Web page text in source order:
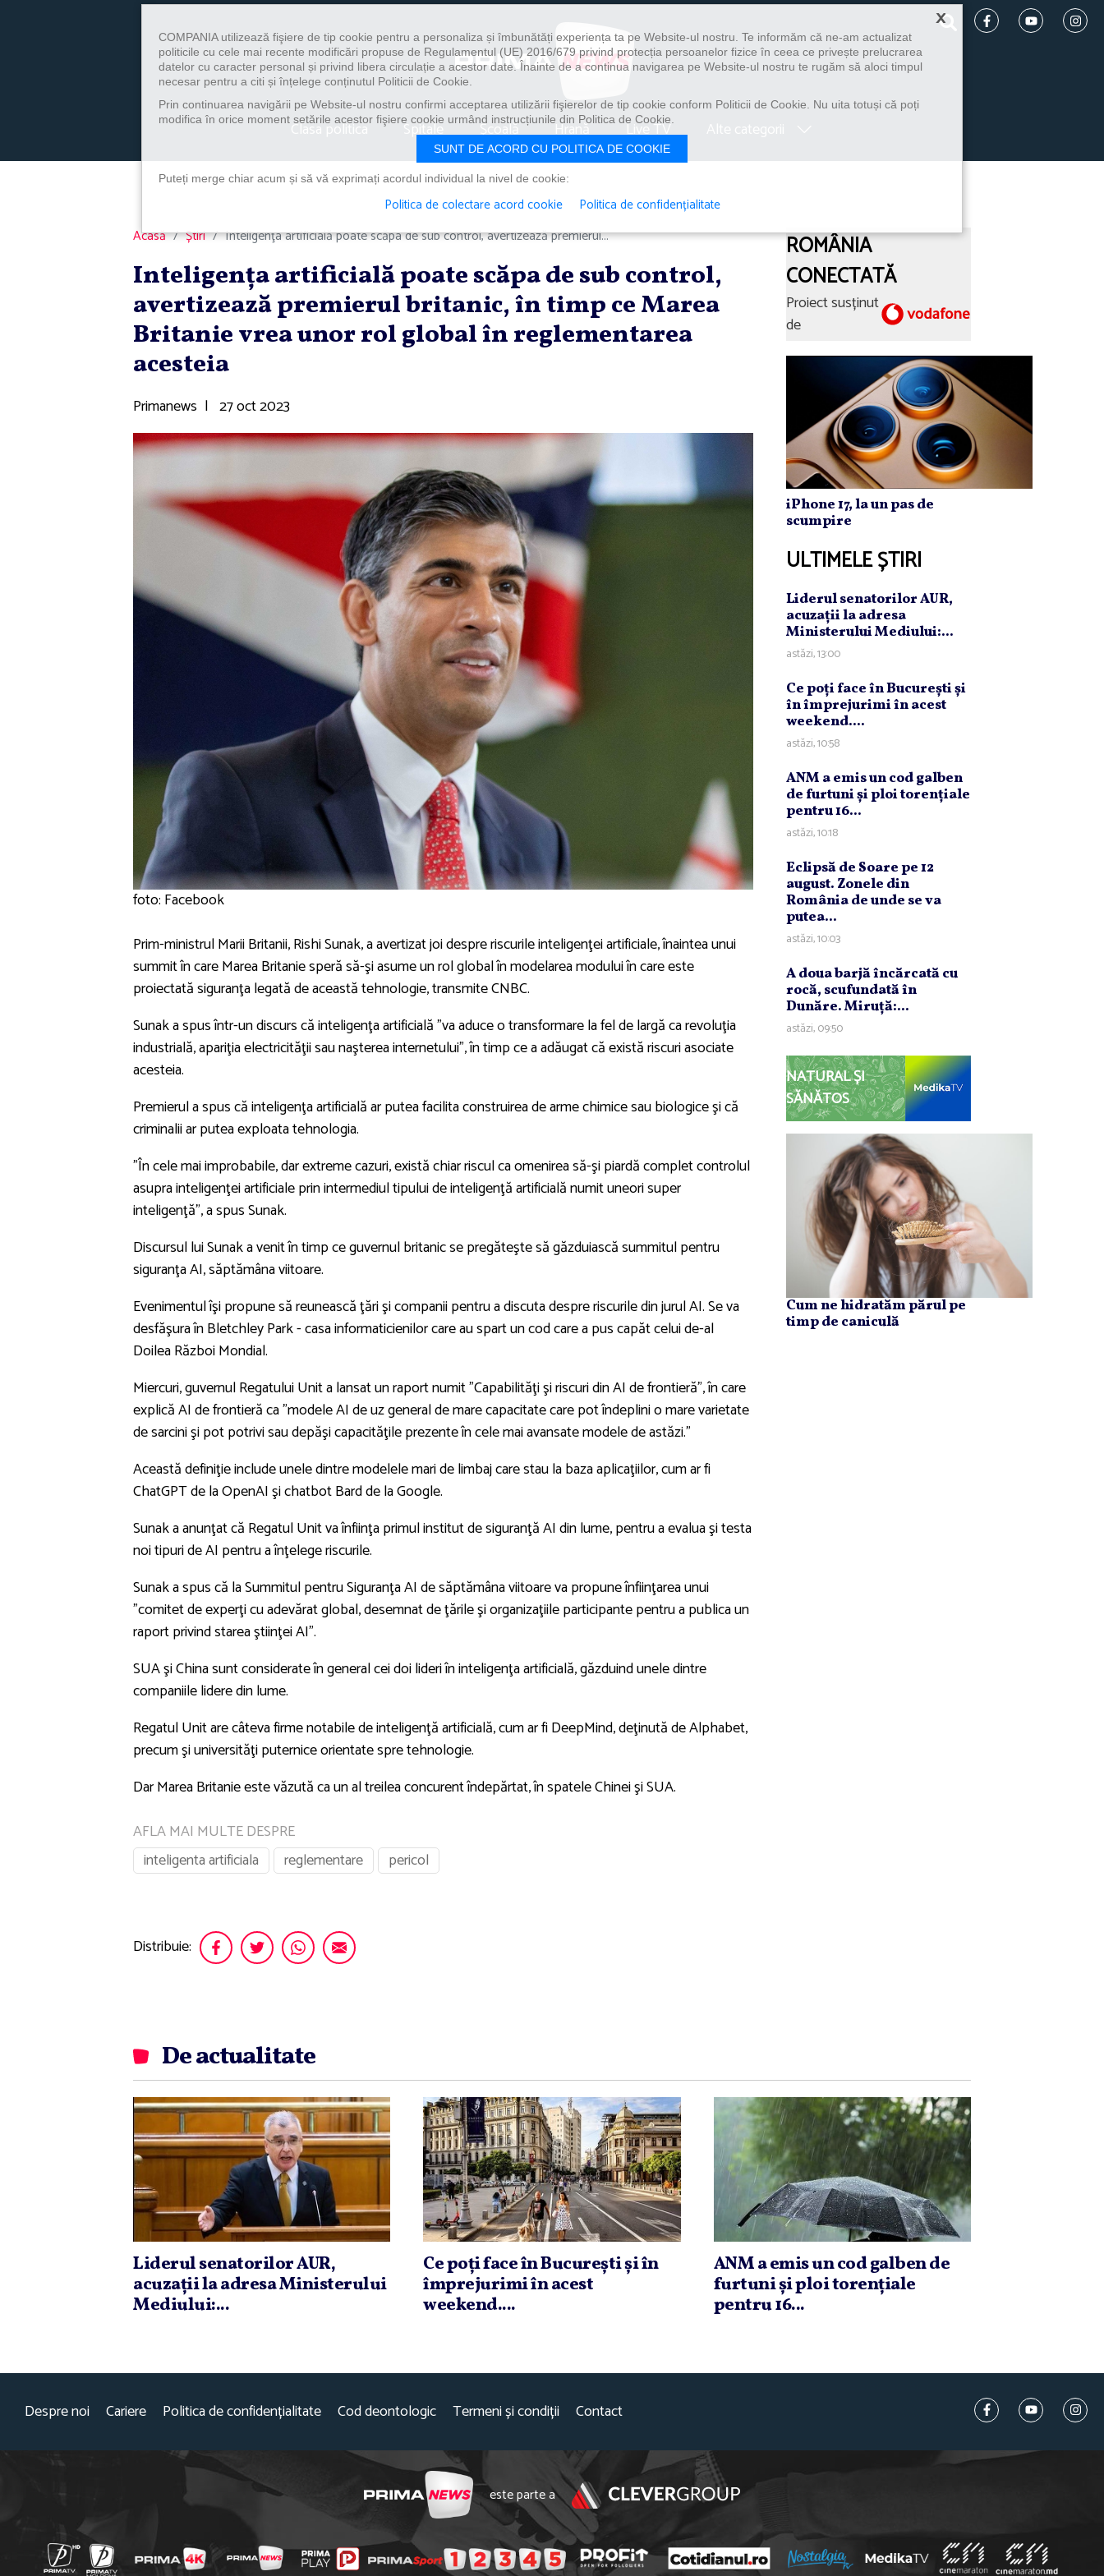
Clasa politica Spitale Școală Hrană Live TV
Acasă Știri Inteligenţa artificială poate scăpa de sub control, avertizează premierul...
Inteligenţa artificială poate scăpa de sub control,
avertizează premierul britanic, în timp ce Marea
Britanie vrea unor rol global în reglementarea
acesteia
Primanews | 27 oct 2023
foto: Facebook
Prim-ministrul Marii Britanii, Rishi Sunak, a avertizat joi despre riscurile inteligenţei artificiale, înaintea unui
summit în care Marea Britanie speră să-şi asume un rol global în modelarea modului în care este
proiectată siguranţa legată de această tehnologie, transmite CNBC.
Sunak a spus într-un discurs că inteligenţa artificială ”va aduce o transformare la fel de largă ca revoluţia
industrială, apariţia electricităţii sau naşterea internetului”, în timp ce a adăugat că există riscuri asociate
acesteia.
Premierul a spus că inteligenţa artificială ar putea facilita construirea de arme chimice sau biologice şi că
criminalii ar putea exploata tehnologia.
”În cele mai improbabile, dar extreme cazuri, există chiar riscul ca omenirea să-şi piardă complet controlul
asupra inteligenţei artificiale prin intermediul tipului de inteligenţă artificială numit uneori super
inteligenţă”, a spus Sunak.
Discursul lui Sunak a venit în timp ce guvernul britanic se pregăteşte să găzduiască summitul pentru
siguranţa AI, săptămâna viitoare.
Evenimentul îşi propune să reunească ţări şi companii pentru a discuta despre riscurile din jurul AI. Se va
desfăşura în Bletchley Park - casa informaticienilor care au spart un cod care a pus capăt celui de-al
Doilea Război Mondial.
Miercuri, guvernul Regatului Unit a lansat un raport numit ”Capabilităţi şi riscuri din AI de frontieră”, în care
explică AI de frontieră ca ”modele AI de uz general de mare capacitate care pot îndeplini o mare varietate
de sarcini şi pot potrivi sau depăşi capacităţile prezente în cele mai avansate modele de astăzi.”
Această definiţie include unele dintre modelele mari de limbaj care stau la baza aplicaţiilor, cum ar fi
ChatGPT de la OpenAI şi chatbot Bard de la Google.
Sunak a anunţat că Regatul Unit va înfiinţa primul institut de siguranţă AI din lume, pentru a evalua şi testa
noi tipuri de AI pentru a înţelege riscurile.
Sunak a spus că la Summitul pentru Siguranţa AI de săptămâna viitoare va propune înfiinţarea unui
”comitet de experţi cu adevărat global, desemnat de ţările şi organizaţiile participante pentru a publica un
raport privind starea ştiinţei AI”.
SUA şi China sunt considerate în general cei doi lideri în inteligenţa artificială, găzduind unele dintre
companiile lidere din lume.
Regatul Unit are câteva firme notabile de inteligenţă artificială, cum ar fi DeepMind, deţinută de Alphabet,
precum şi universităţi puternice orientate spre tehnologie.
Dar Marea Britanie este văzută ca un al treilea concurent îndepărtat, în spatele Chinei şi SUA.
AFLA MAI MULTE DESPRE
inteligenta artificiala
reglementare pericol
Distribuie:
ROMÂNIA
CONECTATĂ
Proiect susținut
de
iPhone 17, la un pas de
scumpire
ULTIMELE ȘTIRI
Liderul senatorilor AUR,
acuzaţii la adresa
Ministerului Mediului:...
astăzi, 13:00
Ce poţi face în Bucureşti şi
în împrejurimi în acest
weekend....
astăzi, 10:58
ANM a emis un cod galben
de furtuni şi ploi torenţiale
pentru 16...
astăzi, 10:18
Eclipsă de Soare pe 12
august. Zonele din
România de unde se va
putea...
astăzi, 10:03
A doua barjă încărcată cu
rocă, scufundată în
Dunăre. Miruţă:...
astăzi, 09:50
NATURAL ȘI
SĂNĂTOS
Cum ne hidratăm părul pe
timp de caniculă
De actualitate
Liderul senatorilor AUR,
acuzaţii la adresa Ministerului
Mediului:...
Ce poţi face în Bucureşti şi în
împrejurimi în acest
weekend....
ANM a emis un cod galben de
furtuni şi ploi torenţiale
pentru 16...
Despre noi Cariere Politica de confidențialitate Cod deontologic Termeni și condiții Contact
este parte a
×
COMPANIA utilizează fişiere de tip cookie pentru a personaliza și îmbunătăți experiența ta pe Website-ul nostru. Te informăm că ne-am actualizat
politicile cu cele mai recente modificări propuse de Regulamentul (UE) 2016/679 privind protecția persoanelor fizice în ceea ce privește prelucrarea
datelor cu caracter personal și privind libera circulație a acestor date. Înainte de a continua navigarea pe Website-ul nostru te rugăm să aloci timpul
necesar pentru a citi și înțelege conținutul Politicii de Cookie.
Prin continuarea navigării pe Website-ul nostru confirmi acceptarea utilizării fişierelor de tip cookie conform Politicii de Cookie. Nu uita totuși că poți
modifica în orice moment setările acestor fişiere cookie urmând instrucțiunile din Politica de Cookie.
SUNT DE ACORD CU POLITICA DE COOKIE
Puteți merge chiar acum și să vă exprimați acordul individual la nivel de cookie:
Politica de colectare acord cookie Politica de confidențialitate